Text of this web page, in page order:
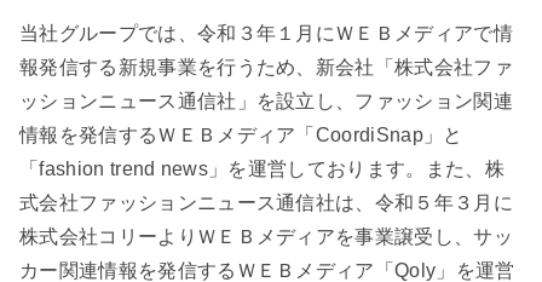
当社グループでは、令和３年１月にＷＥＢメディアで情
報発信する新規事業を行うため、新会社「株式会社ファ
ッションニュース通信社」を設立し、ファッション関連
情報を発信するＷＥＢメディア「CoordiSnap」と
「fashion trend news」を運営しております。また、株
式会社ファッションニュース通信社は、令和５年３月に
株式会社コリーよりＷＥＢメディアを事業譲受し、サッ
カー関連情報を発信するＷＥＢメディア「Qoly」を運営